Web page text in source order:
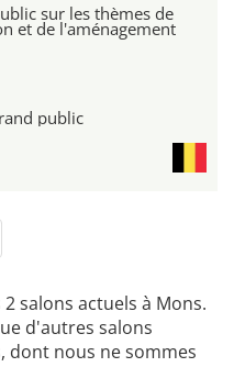
sur les thèmes de
et de l'aménagement
public
salons actuels à Mons.
d'autres salons
dont nous ne sommes